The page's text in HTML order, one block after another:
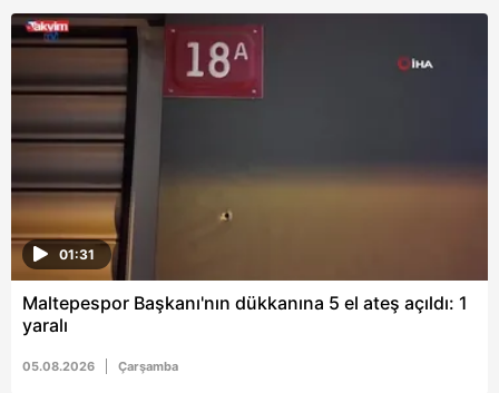
01:31
Maltepespor Başkanı'nın dükkanına 5 el ateş açıldı: 1
yaralı
05.08.2026 Çarşamba